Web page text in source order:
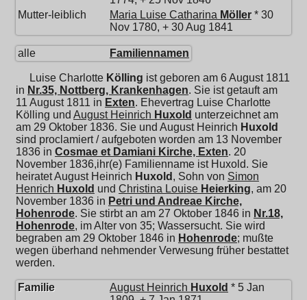
Mutter-leiblich
Maria Luise Catharina Möller * 30
Nov 1780, + 30 Aug 1841
alle Familiennamen
Luise Charlotte Kölling ist geboren am 6 August 1811
in Nr.35, Nottberg, Krankenhagen. Sie ist getauft am
11 August 1811 in Exten. Ehevertrag Luise Charlotte
Kölling und August Heinrich Huxold unterzeichnet am
am 29 Oktober 1836. Sie und August Heinrich Huxold
sind proclamiert / aufgeboten worden am 13 November
1836 in Cosmae et Damiani Kirche, Exten. 20
November 1836,ihr(e) Familienname ist Huxold. Sie
heiratetAugust Heinrich Huxold , Sohn von Simon
Henrich Huxold und Christina Louise Heierking, am 20
November 1836 in Petri und Andreae Kirche,
Hohenrode. Sie stirbt an am 27 Oktober 1846 in Nr.18,
Hohenrode, im Alter von 35; Wassersucht. Sie wird
begraben am 29 Oktober 1846 in Hohenrode; mußte
wegen überhand nehmender Verwesung früher bestattet
werden.
Familie August Heinrich Huxold * 5 Jan